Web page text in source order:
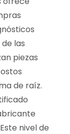
las
piezas
de raíz.
nivel de